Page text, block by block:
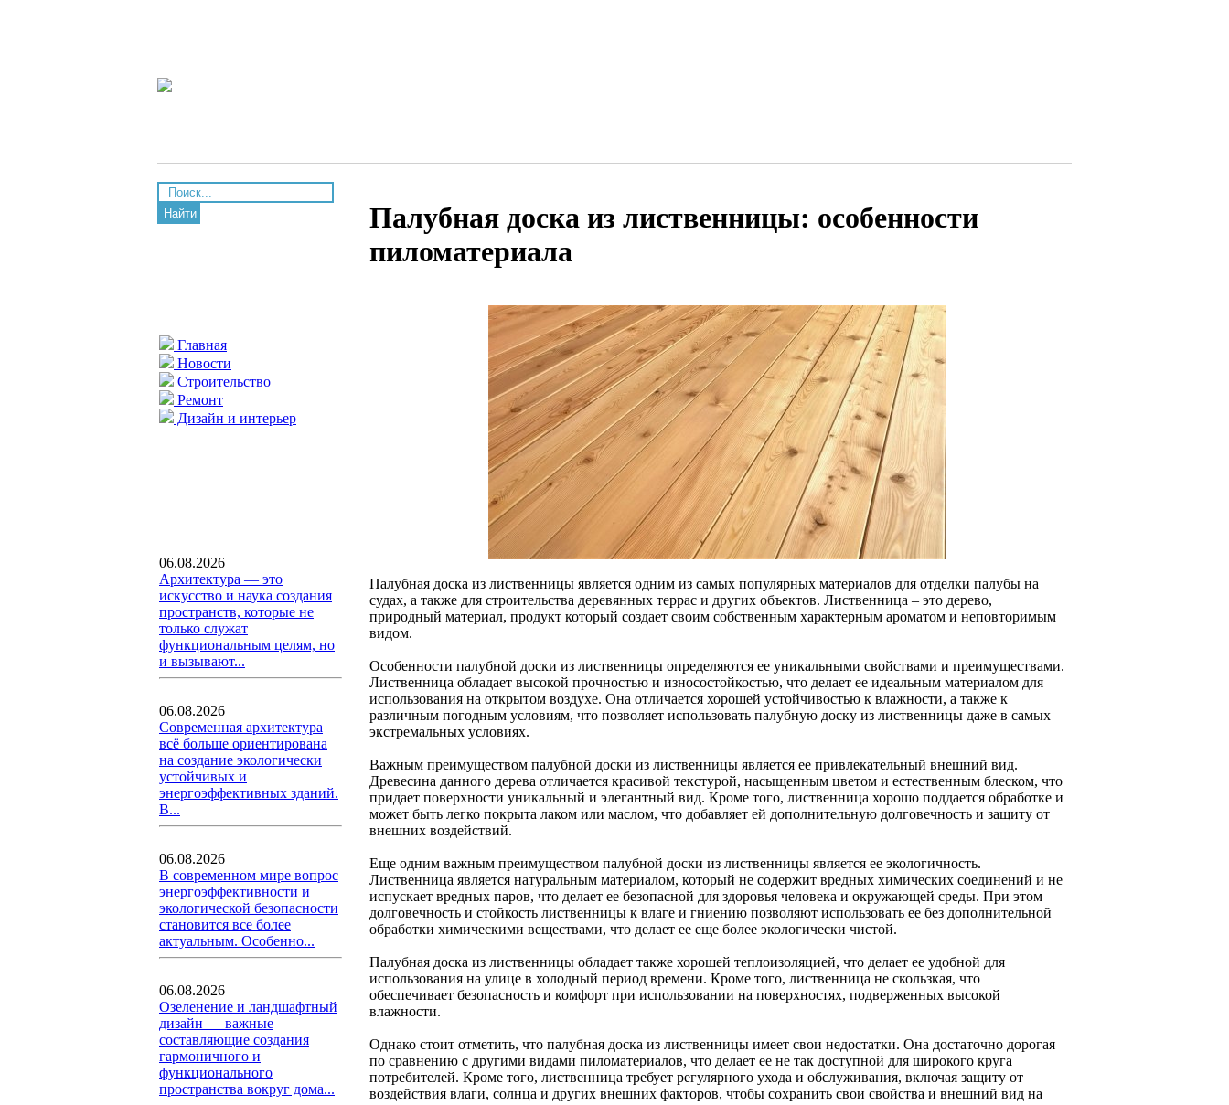
Найти
Главная
Новости
Строительство
Ремонт
Дизайн и интерьер
06.08.2026
Архитектура — это
искусство и наука создания
пространств, которые не
только служат
функциональным целям, но
и вызывают...
06.08.2026
Современная архитектура
всё больше ориентирована
на создание экологически
устойчивых и
энергоэффективных зданий.
В...
06.08.2026
В современном мире вопрос
энергоэффективности и
экологической безопасности
становится все более
актуальным. Особенно...
06.08.2026
Озеленение и ландшафтный
дизайн — важные
составляющие создания
гармоничного и
функционального
пространства вокруг дома...
Палубная доска из лиственницы: особенности
пиломатериала
Палубная доска из лиственницы является одним из самых популярных материалов для отделки палубы на
судах, а также для строительства деревянных террас и других объектов. Лиственница – это дерево,
природный материал, продукт который создает своим собственным характерным ароматом и неповторимым
видом.
Особенности палубной доски из лиственницы определяются ее уникальными свойствами и преимуществами.
Лиственница обладает высокой прочностью и износостойкостью, что делает ее идеальным материалом для
использования на открытом воздухе. Она отличается хорошей устойчивостью к влажности, а также к
различным погодным условиям, что позволяет использовать палубную доску из лиственницы даже в самых
экстремальных условиях.
Важным преимуществом палубной доски из лиственницы является ее привлекательный внешний вид.
Древесина данного дерева отличается красивой текстурой, насыщенным цветом и естественным блеском, что
придает поверхности уникальный и элегантный вид. Кроме того, лиственница хорошо поддается обработке и
может быть легко покрыта лаком или маслом, что добавляет ей дополнительную долговечность и защиту от
внешних воздействий.
Еще одним важным преимуществом палубной доски из лиственницы является ее экологичность.
Лиственница является натуральным материалом, который не содержит вредных химических соединений и не
испускает вредных паров, что делает ее безопасной для здоровья человека и окружающей среды. При этом
долговечность и стойкость лиственницы к влаге и гниению позволяют использовать ее без дополнительной
обработки химическими веществами, что делает ее еще более экологически чистой.
Палубная доска из лиственницы обладает также хорошей теплоизоляцией, что делает ее удобной для
использования на улице в холодный период времени. Кроме того, лиственница не скользкая, что
обеспечивает безопасность и комфорт при использовании на поверхностях, подверженных высокой
влажности.
Однако стоит отметить, что палубная доска из лиственницы имеет свои недостатки. Она достаточно дорогая
по сравнению с другими видами пиломатериалов, что делает ее не так доступной для широкого круга
потребителей. Кроме того, лиственница требует регулярного ухода и обслуживания, включая защиту от
воздействия влаги, солнца и других внешних факторов, чтобы сохранить свои свойства и внешний вид на